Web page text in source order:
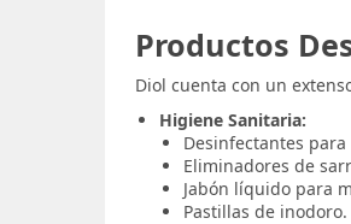
Productos
Diol cuenta con un
Higiene Sanitaria:
Desinfectantes para
Eliminadores de
Jabón líquido para
Pastillas de inodoro.